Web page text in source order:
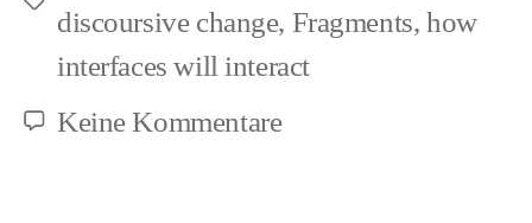
Schlagwörter
discoursive change, Fragments, how
interfaces will interact
Keine Kommentarezu